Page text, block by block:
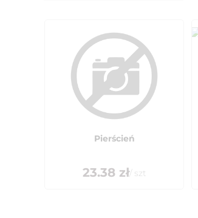
Pierścień
23.38 zł/ szt